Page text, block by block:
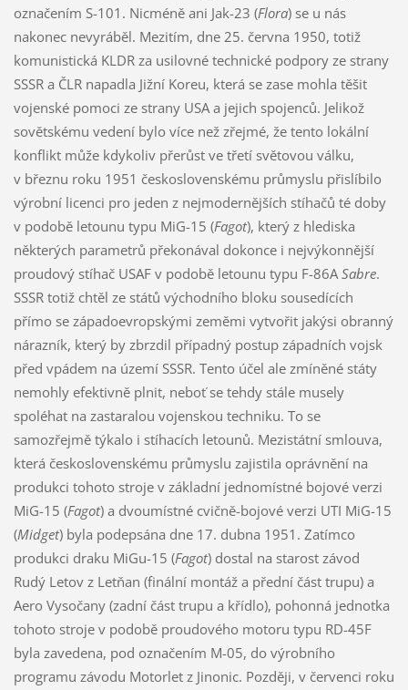
označením S-101. Nicméně ani Jak-23 (Flora) se u nás
nakonec nevyráběl. Mezitím, dne 25. června 1950, totiž
komunistická KLDR za usilovné technické podpory ze strany
SSSR a ČLR napadla Jižní Koreu, která se zase mohla těšit
vojenské pomoci ze strany USA a jejich spojenců. Jelikož
sovětskému vedení bylo více než zřejmé, že tento lokální
konflikt může kdykoliv přerůst ve třetí světovou válku,
v březnu roku 1951 československému průmyslu přislíbilo
výrobní licenci pro jeden z nejmodernějších stíhačů té doby
v podobě letounu typu MiG-15 (Fagot), který z hlediska
některých parametrů překonával dokonce i nejvýkonnější
proudový stíhač USAF v podobě letounu typu F-86ASabre.
SSSR totiž chtěl ze států východního bloku sousedících
přímo se západoevropskými zeměmi vytvořit jakýsi obranný
nárazník, který by zbrzdil případný postup západních vojsk
před vpádem na území SSSR. Tento účel ale zmíněné státy
nemohly efektivně plnit, neboť se tehdy stále musely
spoléhat na zastaralou vojenskou techniku. To se
samozřejmě týkalo i stíhacích letounů. Mezistátní smlouva,
která československému průmyslu zajistila oprávnění na
produkci tohoto stroje v základní jednomístné bojové verzi
MiG-15 (Fagot) a dvoumístné cvičně-bojové verzi UTI MiG-15
(Midget) byla podepsána dne 17. dubna 1951. Zatímco
produkci draku MiGu-15 (Fagot) dostal na starost závod
Rudý Letov z Letňan (finální montáž a přední část trupu) a
Aero Vysočany (zadní část trupu a křídlo), pohonná jednotka
tohoto stroje v podobě proudového motoru typu RD-45F
byla zavedena, pod označením M-05, do výrobního
programu závodu Motorlet z Jinonic. Později, v červenci roku